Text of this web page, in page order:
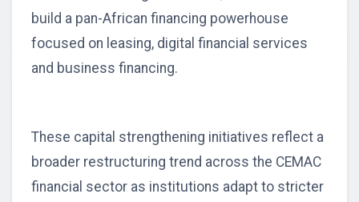
build a pan-African financing powerhouse
focused on leasing, digital financial services
and business financing.
These capital strengthening initiatives reflect a
broader restructuring trend across the CEMAC
financial sector as institutions adapt to stricter